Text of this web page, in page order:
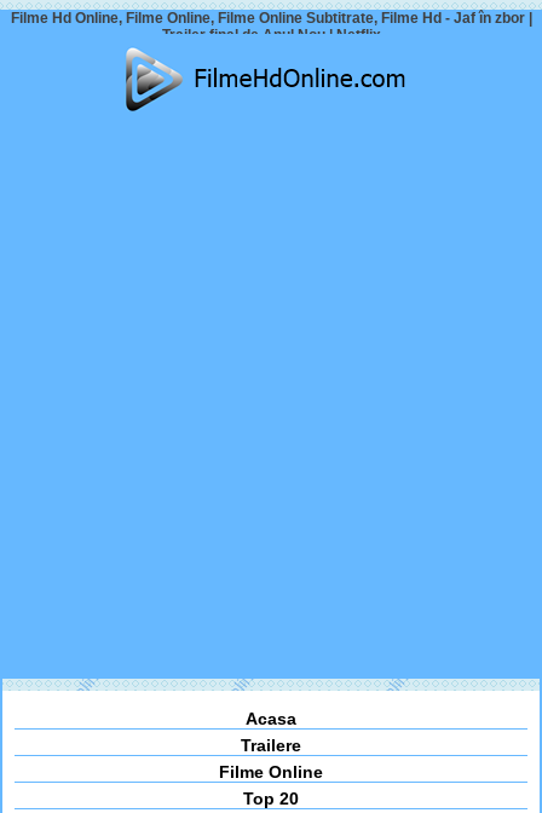
Filme Hd Online, Filme Online, Filme Online Subtitrate, Filme Hd - Jaf în zbor |
Trailer final de Anul Nou | Netflix
Acasa
Trailere
Filme Online
Top 20